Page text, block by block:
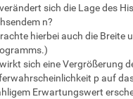
sich die Lage des
n?
hierbei auch die Breite
sich eine Vergrößerung
p auf
Erwartungswert